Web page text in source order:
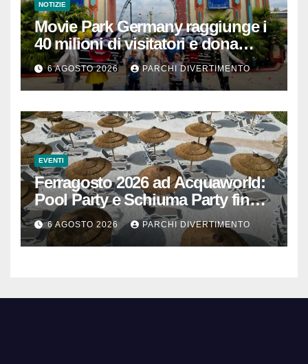
NOTIZIE
Movie Park Germany raggiunge i
40 milioni di visitatori e dona
40.000 euro
6 AGOSTO 2026 PARCHI DIVERTIMENTO
EVENTI
Ferragosto 2026 ad Acquaworld:
Pool Party e Schiuma Party fino a
mezzanotte
6 AGOSTO 2026 PARCHI DIVERTIMENTO